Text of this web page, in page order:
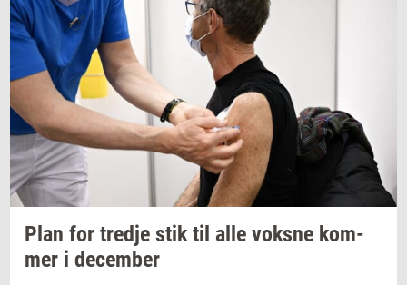
Plan for tred­je stik til alle voks­ne kom­
mer i de­cem­ber